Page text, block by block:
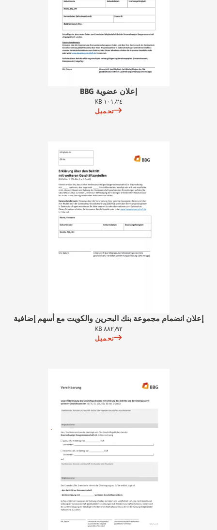
إعلان عضوية BBG
١٠١٫٢٤ KB
تحميل
إعلان انضمام مجموعة بنك البحرين والكويت مع أسهم إضافية
٨٨٢٫٩٢ KB
تحميل